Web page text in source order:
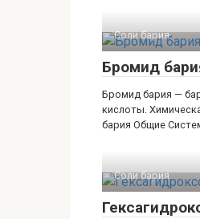
Соли бария‎
Бромид
Бромид бария —
кислоты.
бария Общие
Соли бария‎